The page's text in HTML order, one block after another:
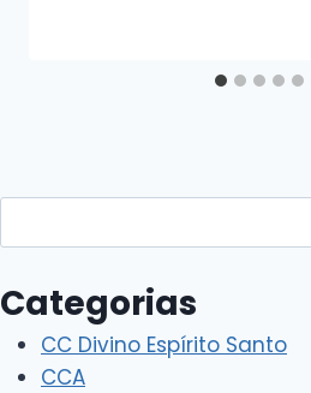
Categorias
CC Divino Espírito Santo
CCA